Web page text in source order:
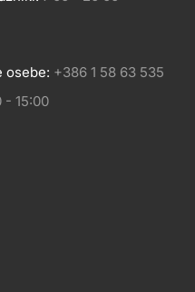
osebe: +386 1 58 63 535
- 15:00